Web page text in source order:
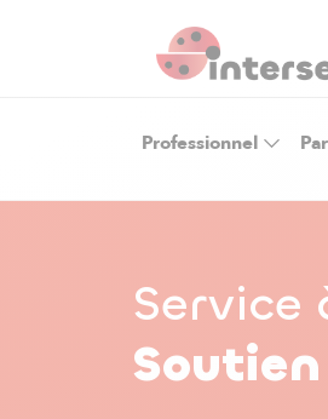
Professionnel
Service